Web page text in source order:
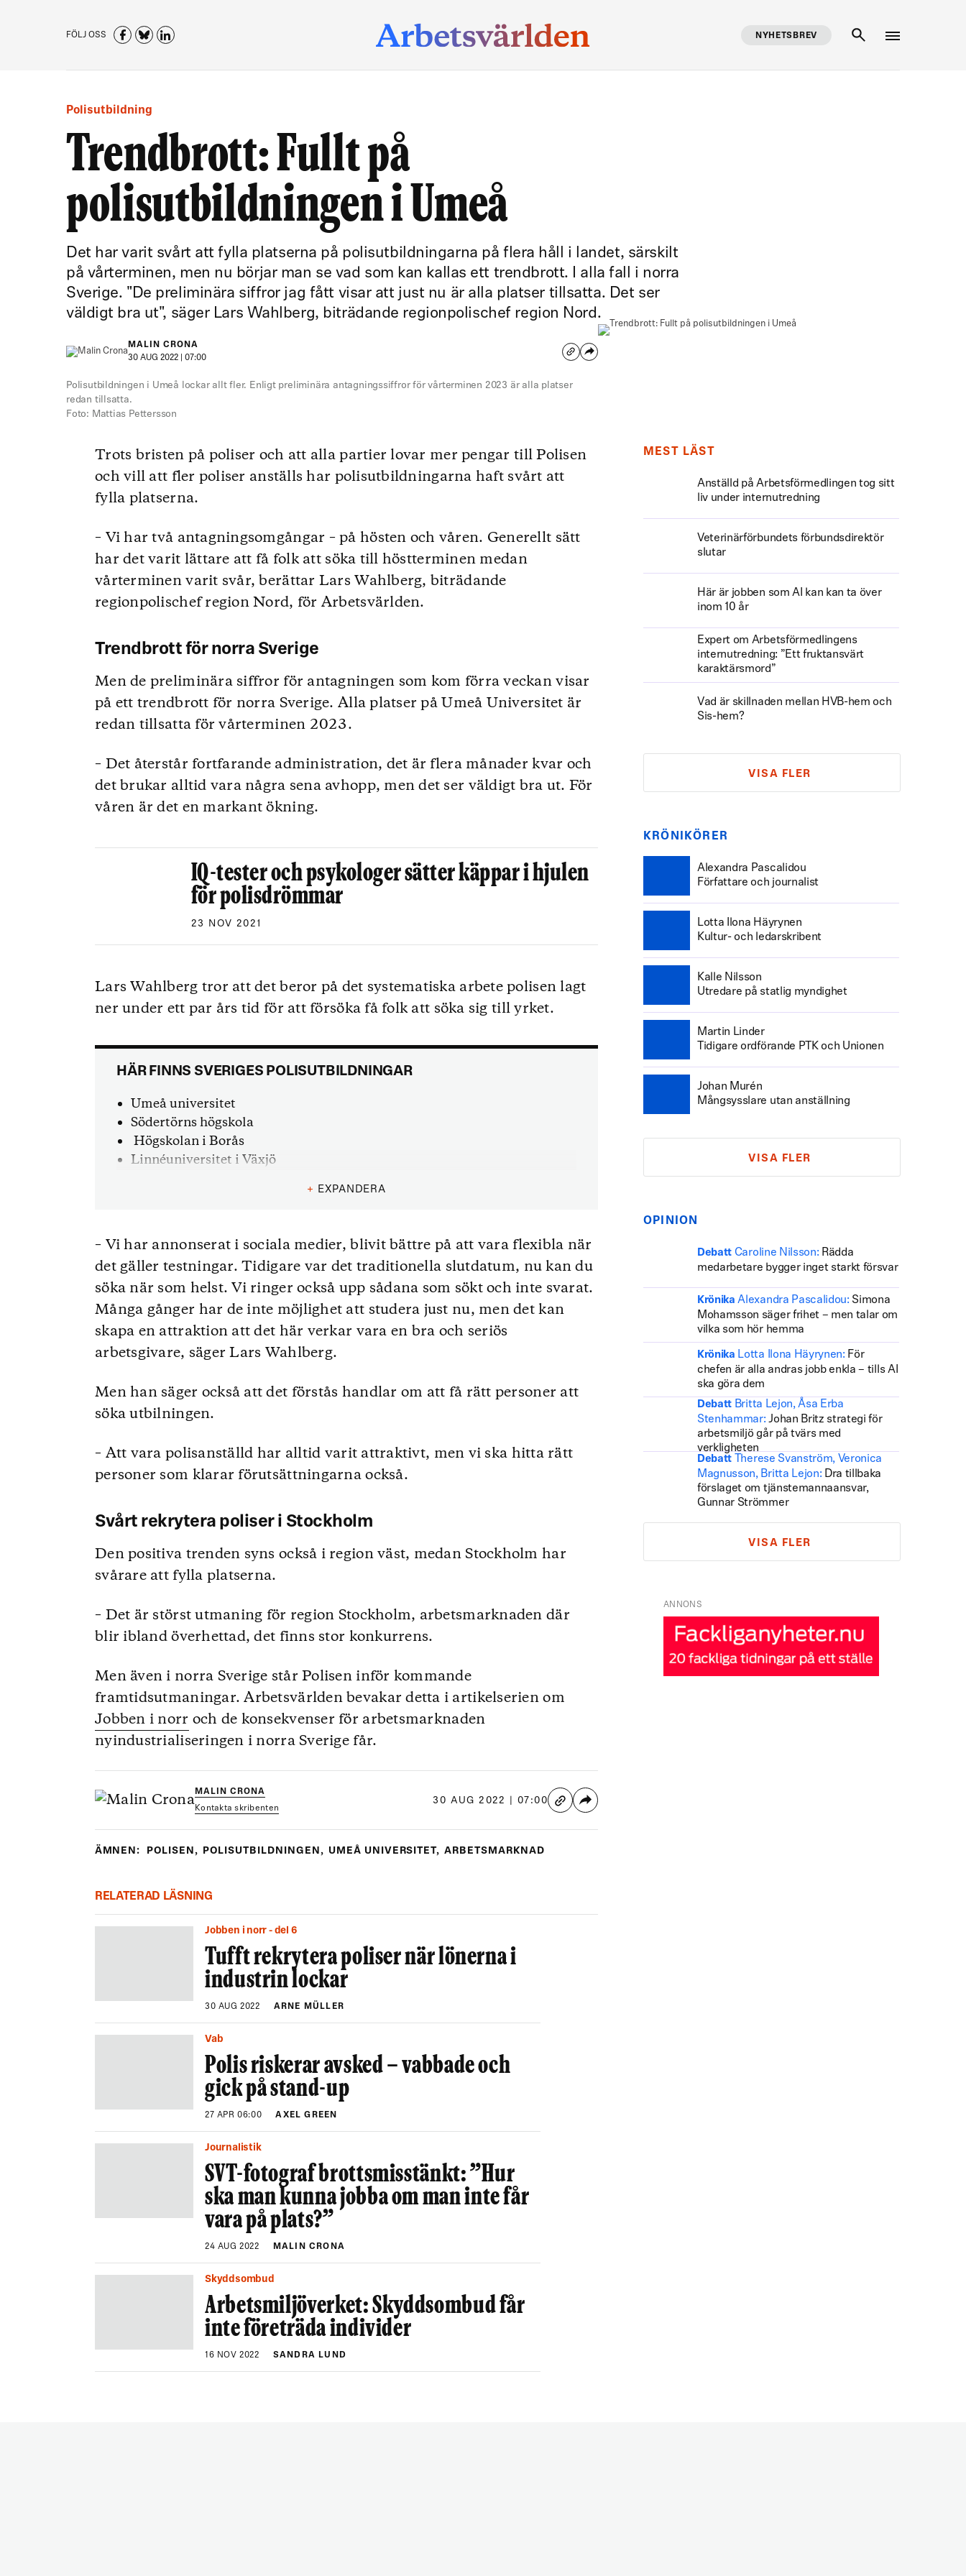
FÖLJ OSS NYHETSBREV
Polisutbildning
Trendbrott: Fullt på
polisutbildningen i Umeå
Det har varit svårt att fylla platserna på polisutbildningarna på flera håll i landet, särskilt
på vårterminen, men nu börjar man se vad som kan kallas ett trendbrott. I alla fall i norra
Sverige. "De preliminära siffror jag fått visar att just nu är alla platser tillsatta. Det ser
väldigt bra ut", säger Lars Wahlberg, biträdande regionpolischef region Nord.
MALIN CRONA
30 AUG 2022 | 07:00
Polisutbildningen i Umeå lockar allt fler. Enligt preliminära antagningssiffror för vårterminen 2023 är alla platser
redan tillsatta.
Foto: Mattias Pettersson
Trots bristen på poliser och att alla partier lovar mer pengar till Polisen
och vill att fler poliser anställs har polisutbildningarna haft svårt att
fylla platserna.
– Vi har två antagningsomgångar – på hösten och våren. Generellt sätt
har det varit lättare att få folk att söka till höstterminen medan
vårterminen varit svår, berättar Lars Wahlberg, biträdande
regionpolischef region Nord, för Arbetsvärlden.
Trendbrott för norra Sverige
Men de preliminära siffror för antagningen som kom förra veckan visar
på ett trendbrott för norra Sverige. Alla platser på Umeå Universitet är
redan tillsatta för vårterminen 2023.
– Det återstår fortfarande administration, det är flera månader kvar och
det brukar alltid vara några sena avhopp, men det ser väldigt bra ut. För
våren är det en markant ökning.
IQ-tester och psykologer sätter käppar i hjulen
för polisdrömmar
23 NOV 2021
Lars Wahlberg tror att det beror på det systematiska arbete polisen lagt
ner under ett par års tid för att försöka få folk att söka sig till yrket.
HÄR FINNS SVERIGES POLISUTBILDNINGAR
Umeå universitet
Södertörns högskola
Högskolan i Borås
Linnéuniversitet i Växjö
+ EXPANDERA
– Vi har annonserat i sociala medier, blivit bättre på att vara flexibla när
det gäller testningar. Tidigare var det traditionella slutdatum, nu kan du
söka när som helst. Vi ringer också upp sådana som sökt och inte svarat.
Många gånger har de inte möjlighet att studera just nu, men det kan
skapa en attraktion att det här verkar vara en bra och seriös
arbetsgivare, säger Lars Wahlberg.
Men han säger också att det förstås handlar om att få rätt personer att
söka utbilningen.
– Att vara polisanställd har alltid varit attraktivt, men vi ska hitta rätt
personer som klarar förutsättningarna också.
Svårt rekrytera poliser i Stockholm
Den positiva trenden syns också i region väst, medan Stockholm har
svårare att fylla platserna.
– Det är störst utmaning för region Stockholm, arbetsmarknaden där
blir ibland överhettad, det finns stor konkurrens.
Men även i norra Sverige står Polisen inför kommande
framtidsutmaningar. Arbetsvärlden bevakar detta i artikelserien om
Jobben i norr och de konsekvenser för arbetsmarknaden
nyindustrialiseringen i norra Sverige får.
MALIN CRONA
Kontakta skribenten
30 AUG 2022 | 07:00
ÄMNEN: POLISEN, POLISUTBILDNINGEN, UMEÅ UNIVERSITET, ARBETSMARKNAD
RELATERAD LÄSNING
Jobben i norr - del 6
Tufft rekrytera poliser när lönerna i
industrin lockar
30 AUG 2022 ARNE MÜLLER
Vab
Polis riskerar avsked – vabbade och
gick på stand-up
27 APR 06:00 AXEL GREEN
Journalistik
SVT-fotograf brottsmisstänkt: ”Hur
ska man kunna jobba om man inte får
vara på plats?”
24 AUG 2022 MALIN CRONA
Skyddsombud
Arbetsmiljöverket: Skyddsombud får
inte företräda individer
16 NOV 2022 SANDRA LUND
MEST LÄST
Anställd på Arbetsförmedlingen tog sitt
liv under internutredning
Veterinärförbundets förbundsdirektör
slutar
Här är jobben som AI kan kan ta över
inom 10 år
Expert om Arbetsförmedlingens
internutredning: ”Ett fruktansvärt
karaktärsmord”
Vad är skillnaden mellan HVB-hem och
Sis-hem?
VISA FLER
KRÖNIKÖRER
Alexandra Pascalidou
Författare och journalist
Lotta Ilona Häyrynen
Kultur- och ledarskribent
Kalle Nilsson
Utredare på statlig myndighet
Martin Linder
Tidigare ordförande PTK och Unionen
Johan Murén
Mångsysslare utan anställning
VISA FLER
OPINION
Debatt Caroline Nilsson: Rädda
medarbetare bygger inget starkt försvar
Krönika Alexandra Pascalidou: Simona
Mohamsson säger frihet – men talar om
vilka som hör hemma
Krönika Lotta Ilona Häyrynen: För
chefen är alla andras jobb enkla – tills AI
ska göra dem
Debatt Britta Lejon, Åsa Erba
Stenhammar: Johan Britz strategi för
arbetsmiljö går på tvärs med
verkligheten
Debatt
Therese Svanström, Veronica
Magnusson, Britta Lejon: Dra tillbaka
förslaget om tjänstemannaansvar,
Gunnar Strömmer
VISA FLER
ANNONS